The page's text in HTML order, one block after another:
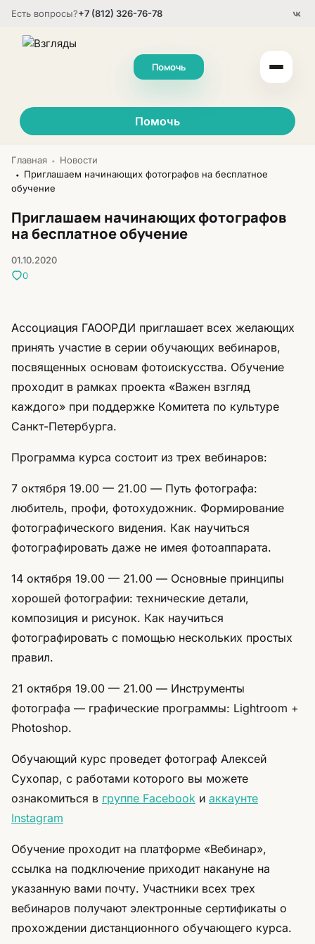
Есть вопросы?+7 (812) 326-76-78
Помочь
Помочь
Главная • Новости
•
Приглашаем начинающих фотографов на бесплатное
обучение
Приглашаем начинающих фотографов
на бесплатное обучение
01.10.2020
0
Ассоциация ГАООРДИ приглашает всех желающих
принять участие в серии обучающих вебинаров,
посвященных основам фотоискусства. Обучение
проходит в рамках проекта «Важен взгляд
каждого» при поддержке Комитета по культуре
Санкт-Петербурга.
Программа курса состоит из трех вебинаров:
7 октября 19.00 — 21.00 — Путь фотографа:
любитель, профи, фотохудожник. Формирование
фотографического видения. Как научиться
фотографировать даже не имея фотоаппарата.
14 октября 19.00 — 21.00 — Основные принципы
хорошей фотографии: технические детали,
композиция и рисунок. Как научиться
фотографировать с помощью нескольких простых
правил.
21 октября 19.00 — 21.00 — Инструменты
фотографа — графические программы: Lightroom +
Photoshop.
Обучающий курс проведет фотограф Алексей
Сухопар, с работами которого вы можете
ознакомиться в группе Facebook и аккаунте
Instagram
Обучение проходит на платформе «Вебинар»,
ссылка на подключение приходит накануне на
указанную вами почту. Участники всех трех
вебинаров получают электронные сертификаты о
прохождении дистанционного обучающего курса.